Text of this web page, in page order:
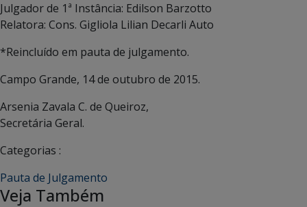
Julgador de 1ª Instância: Edilson Barzotto
Relatora: Cons. Gigliola Lilian Decarli Auto
*Reincluído em pauta de julgamento.
Campo Grande, 14 de outubro de 2015.
Arsenia Zavala C. de Queiroz,
Secretária Geral.
Categorias :
Pauta de Julgamento
Veja Também